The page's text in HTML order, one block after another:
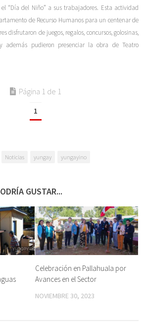
“Día del Niño” a sus trabajadores. Esta actividad
de Recurso Humanos para un centenar de
disfrutaron de juegos, regalos, concursos, golosinas,
además pudieron presenciar la obra de Teatro
Página 1 de 1
1
Noticias yungay yungayino
GUSTAR...
Celebración en Pallahuala por
Avances en el Sector
NOVIEMBRE 30, 2023